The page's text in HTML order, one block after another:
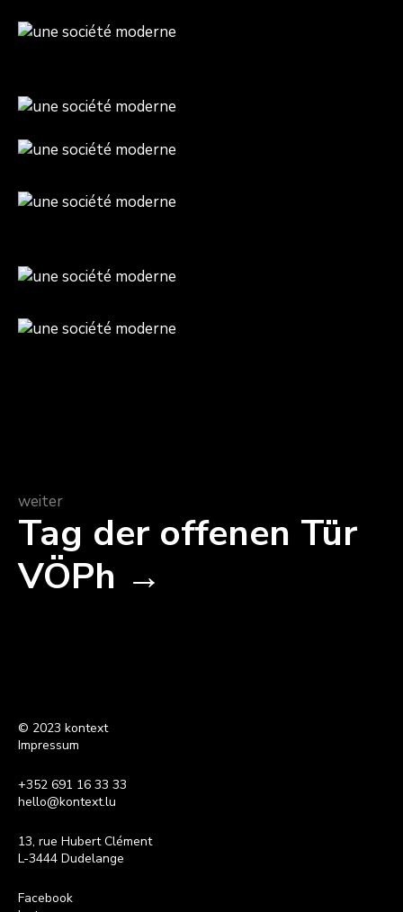
weiter
Tag der offenen Tür
VÖPh →
© 2023 kontext
Impressum
+352 691 16 33 33
hello@kontext.lu
13, rue Hubert Clément
L-3444 Dudelange
Facebook